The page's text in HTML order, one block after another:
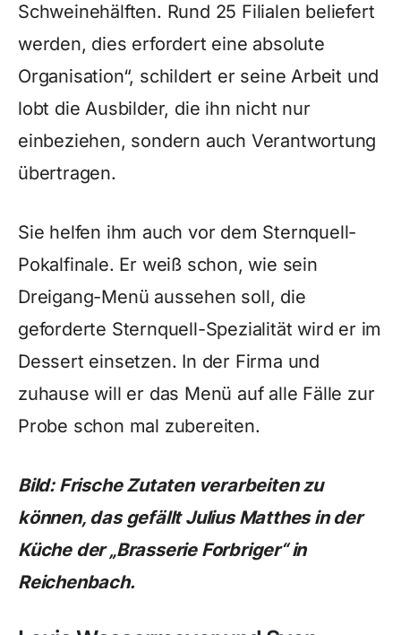
Schweinehälften. Rund 25 Filialen beliefert
werden, dies erfordert eine absolute
Organisation“, schildert er seine Arbeit und
lobt die Ausbilder, die ihn nicht nur
einbeziehen, sondern auch Verantwortung
übertragen.
Sie helfen ihm auch vor dem Sternquell-
Pokalfinale. Er weiß schon, wie sein
Dreigang-Menü aussehen soll, die
geforderte Sternquell-Spezialität wird er im
Dessert einsetzen. In der Firma und
zuhause will er das Menü auf alle Fälle zur
Probe schon mal zubereiten.
Bild: Frische Zutaten verarbeiten zu
können, das gefällt Julius Matthes in der
Küche der „Brasserie Forbriger“ in
Reichenbach.